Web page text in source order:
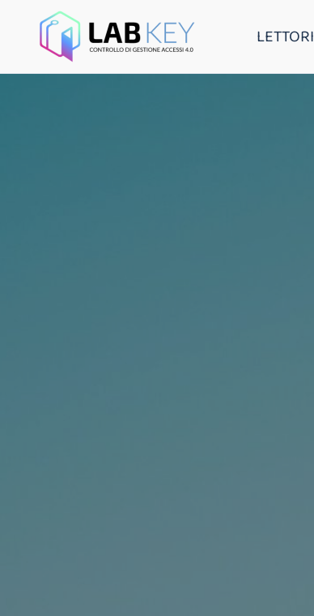
LETTORI